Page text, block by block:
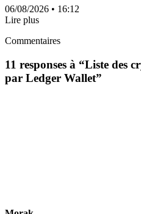
06/08/2026 • 16:12
Lire plus
Commentaires
11 responses à “Liste des
par Ledger Wallet”